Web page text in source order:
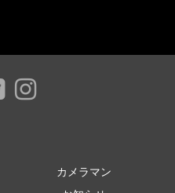
カメラマン